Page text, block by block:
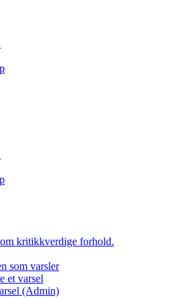
kritikkverdige forhold.
som varsler
et varsel
(Admin)